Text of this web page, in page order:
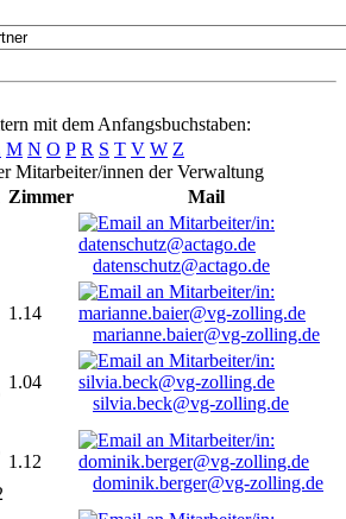
mit dem Anfangsbuchstaben:
M N O P R S T V W Z
Mitarbeiter/innen der Verwaltung
Zimmer
Mail
datenschutz@actago.de
1.14
marianne.baier@vg-zolling.de
1.04
silvia.beck@vg-zolling.de
1.12
dominik.berger@vg-zolling.de